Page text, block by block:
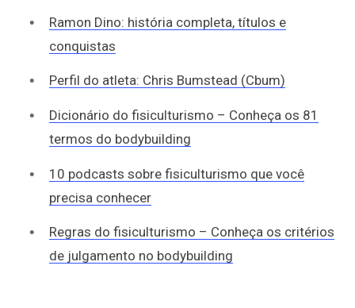
Ramon Dino: história completa, títulos e
conquistas
Perfil do atleta: Chris Bumstead (Cbum)
Dicionário do fisiculturismo – Conheça os 81
termos do bodybuilding
10 podcasts sobre fisiculturismo que você
precisa conhecer
Regras do fisiculturismo – Conheça os critérios
de julgamento no bodybuilding